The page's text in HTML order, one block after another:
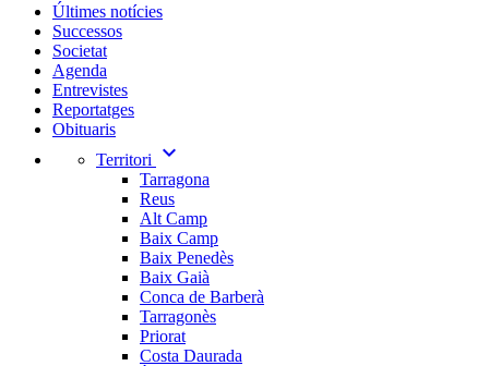
Últimes notícies
Successos
Societat
Agenda
Entrevistes
Reportatges
Obituaris
Territori
expand_more
Tarragona
Reus
Alt Camp
Baix Camp
Baix Penedès
Baix Gaià
Conca de Barberà
Tarragonès
Priorat
Costa Daurada